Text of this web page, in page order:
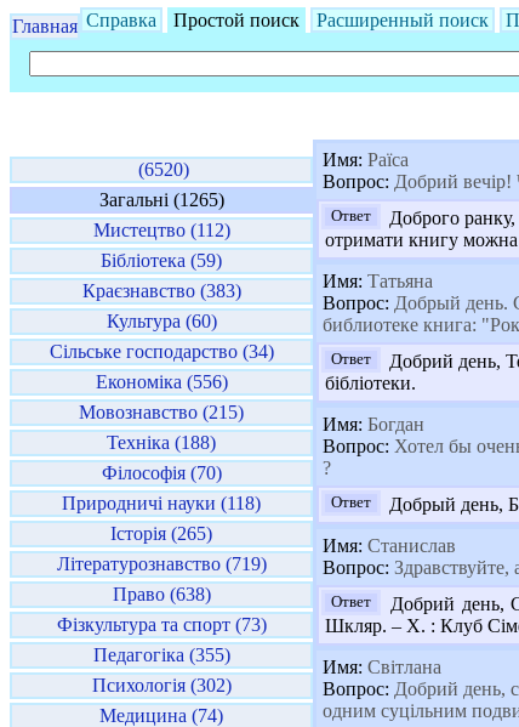
Главная Справка Простой поиск Расширенный поиск
(6520)
Загальні (1265)
Мистецтво (112)
Бібліотека (59)
Краєзнавство (383)
Культура (60)
Сільське господарство (34)
Економіка (556)
Мовознавство (215)
Техніка (188)
Філософія (70)
Природничі науки (118)
Історія (265)
Літературознавство (719)
Право (638)
Фізкультура та спорт (73)
Педагогіка (355)
Психологія (302)
Медицина (74)
Имя: Раїса
Вопрос: Добрий вечір!
Ответ
Доброго
отримати книгу можна
Имя: Татьяна
Вопрос: Добрый день.
библиотеке книга:
Ответ
Добрий день,
бібліотеки.
Имя: Богдан
Вопрос: Хотел бы
?
Ответ
Добрый день,
Имя: Станислав
Вопрос:
Ответ
Добрий день,
Шкляр. – Х. : Клуб
Имя: Світлана
Вопрос: Добрий день,
одним суцільним